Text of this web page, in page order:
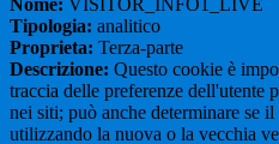
Nome: VISITOR_INFO1_LIVE
Tipologia: analitico
Proprieta: Terza-parte
Descrizione: Questo cookie è
traccia delle preferenze dell'utente
nei siti; può anche determinare se
utilizzando la nuova o la vecchia